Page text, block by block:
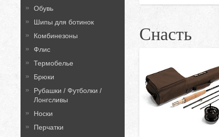
Обувь
Шипы для ботинок
Комбинезоны
Флис
Термобелье
Брюки
Рубашки / Футболки /
Лонгсливы
Носки
Перчатки
Снасть